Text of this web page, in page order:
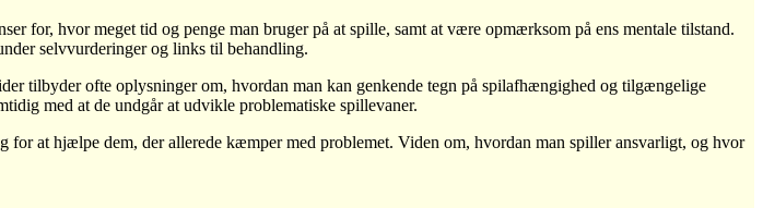
for, hvor meget tid og penge man bruger på at spille, samt at være opmærksom på ens mentale tilstand.
selvvurderinger og links til behandling.
tilbyder ofte oplysninger om, hvordan man kan genkende tegn på spilafhængighed og tilgængelige
med at de undgår at udvikle problematiske spillevaner.
at hjælpe dem, der allerede kæmper med problemet. Viden om, hvordan man spiller ansvarligt, og hvor